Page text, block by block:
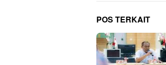
POS TERKAIT